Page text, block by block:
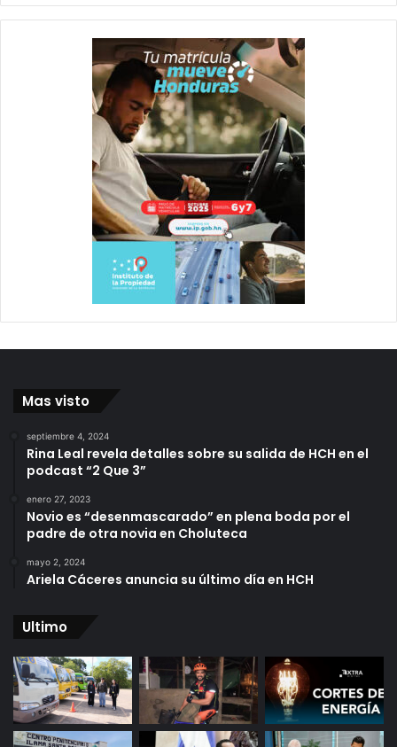
Mas visto
septiembre 4, 2024
Rina Leal revela detalles sobre su salida de HCH en el
podcast “2 Que 3”
enero 27, 2023
Novio es “desenmascarado” en plena boda por el
padre de otra novia en Choluteca
mayo 2, 2024
Ariela Cáceres anuncia su último día en HCH
Ultimo